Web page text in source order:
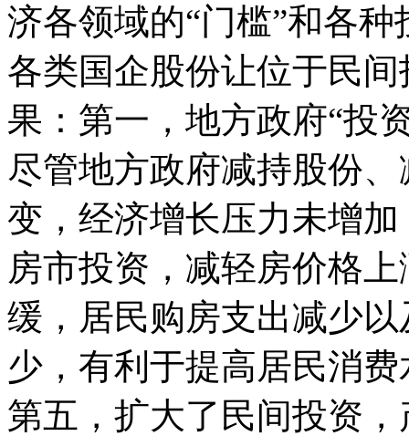
济各领域的“门槛”和各
各类国企股份让位于民
果：第一，地方政府“投
尽管地方政府减持股份
变，经济增长压力未增
房市投资，减轻房价格
缓，居民购房支出减少
少，有利于提高居民消
第五，扩大了民间投资